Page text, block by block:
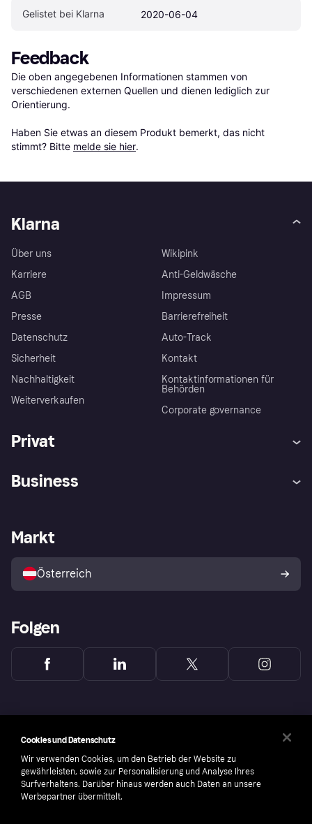
Gelistet bei Klarna 2020-06-04
Feedback
Die oben angegebenen Informationen stammen von
verschiedenen externen Quellen und dienen lediglich zur
Orientierung.
Haben Sie etwas an diesem Produkt bemerkt, das nicht
stimmt? Bitte melde sie hier.
Klarna
Über uns
Karriere
AGB
Presse
Datenschutz
Sicherheit
Nachhaltigkeit
Weiterverkaufen
Wikipink
Anti-Geldwäsche
Impressum
Barrierefreiheit
Auto-Track
Kontakt
Kontaktinformationen für
Behörden
Corporate governance
Privat
Shops entdecken
Business
Händlerportal
Markt
Österreich
Folgen
Cookies und Datenschutz
Wir verwenden Cookies, um den Betrieb der Website zu
gewährleisten, sowie zur Personalisierung und Analyse Ihres
Surfverhaltens. Darüber hinaus werden auch Daten an unsere
Werbepartner übermittelt.